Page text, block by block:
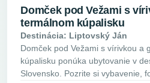
Domček pod Vežami s
termálnom kúpalisku
Destinácia: Liptovský Ján
Domček pod Vežami s vírivkou a
kúpalisku ponúka ubytovanie v
Slovensko. Pozrite si vybavenie,